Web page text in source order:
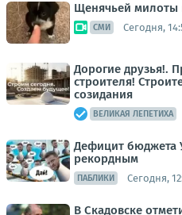
Щенячьей милоты
СМИ Сегодня,
Дорогие друзья!.
строителя!
созидания
ВЕЛИКАЯ ЛЕПЕТИХА
Дефицит бюджета
рекордным
ПАБЛИКИ Сегодня,
В Скадовске